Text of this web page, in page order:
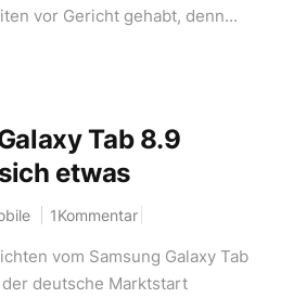
vor Gericht gehabt, denn...
Tab 8.9
etwas
1Kommentar
vom Samsung Galaxy Tab
deutsche Marktstart